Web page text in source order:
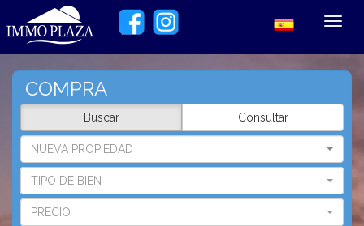
COMPRA
Buscar Consultar
NUEVA PROPIEDAD
TIPO DE BIEN
PRECIO